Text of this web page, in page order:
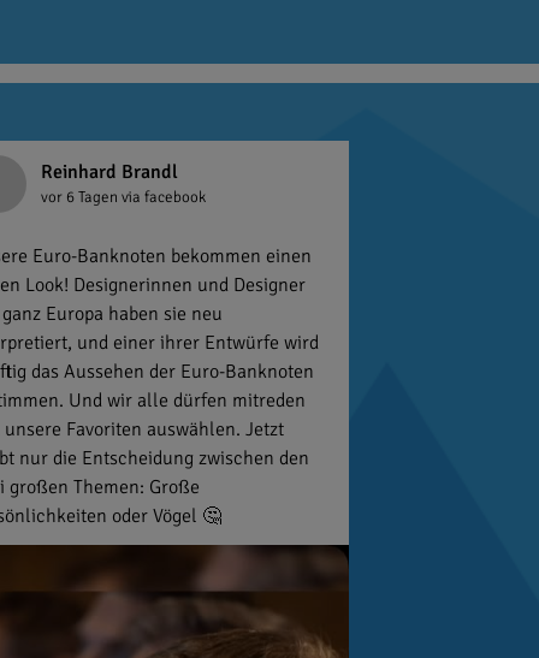
Reinhard Brandl
vor 6 Tagen via facebook
Euro-Banknoten bekommen einen
Look! Designerinnen und Designer
Europa haben sie neu
und einer ihrer Entwürfe wird
das Aussehen der Euro-Banknoten
Und wir alle dürfen mitreden
unsere Favoriten auswählen. Jetzt
nur die Entscheidung zwischen den
großen Themen: Große
oder Vögel 🤔